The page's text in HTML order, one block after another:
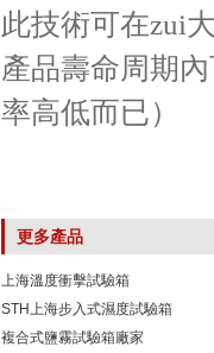
此技術可在zui大
產品壽命周期
率高低而已）
更多產品
上海溫度衝擊試驗箱
STH上海步入式濕度試驗箱
複合式鹽霧試驗箱廠家